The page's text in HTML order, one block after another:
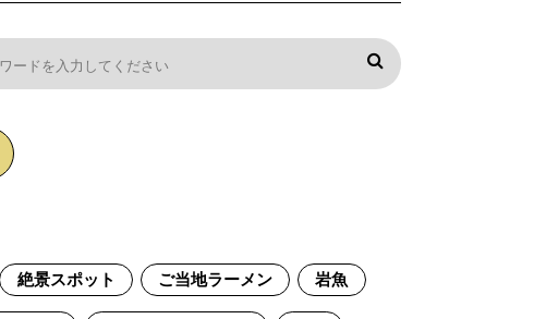
絶景スポット ご当地ラーメン 岩魚